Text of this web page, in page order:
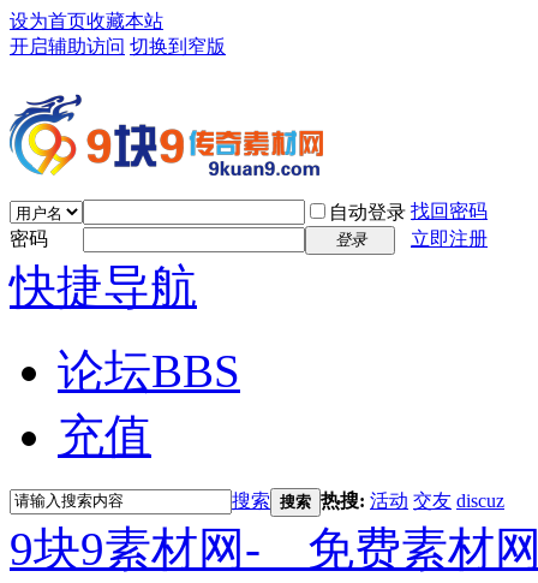
设为首页收藏本站
开启辅助访问 切换到窄版
自动登录 找回密码
密码
登录 立即注册
快捷导航
论坛BBS
充值
搜索 搜索 热搜: 活动 交友 discuz
9块9素材网-＿免费素材